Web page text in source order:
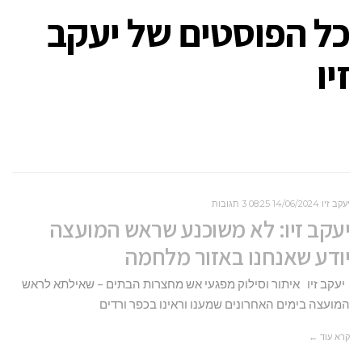
כל הפוסטים שליעקב
זיו
יעקב זיו 14/06/2024
08:25 3 תגובות
יעקב זיו: לא משוכנע שראש המועצה
יודע שאנחנו באזור מלחמה
יעקב זיו איתור וסילוק מפגעי אש מחצרות הבתים – שאילתא לראש
המועצה בימים האחרונים שמענו וראינו בכפר ורדים
קרא עוד ←